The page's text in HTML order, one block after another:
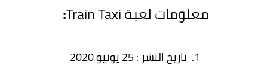
معلومات لعبة Train Taxi :
تاريخ النشر : 25 يونيو 2020